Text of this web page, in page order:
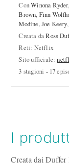
ConWinona Ryder,
Brown, Finn
Modine,Joe Keery
Creata daRoss
Reti: Netflix
Sito ufficiale:
3 stagioni - 17
I
Creata dai Duffer